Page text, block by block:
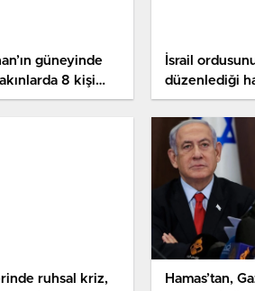
güneyinde
8 kişi
İsrail
düzenlediği
hücumlarında
kaybetti
ruhsal kriz,
Hamas’tan,